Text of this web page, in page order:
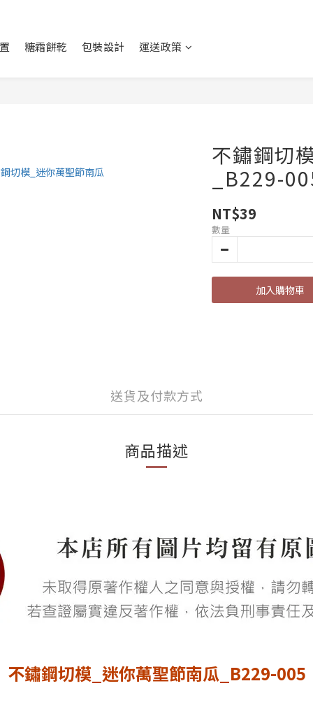
糖霜餅乾 包裝設計 運送政策
不鏽鋼切
_B229-
NT$39
數量
加入購物車
送貨及付款方式
商品描述
不鏽鋼切模_迷你萬聖節南瓜_B229-005